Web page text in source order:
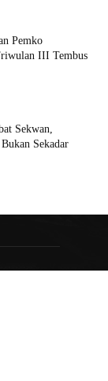
Pemko
III Tembus
Sekwan,
Sekadar